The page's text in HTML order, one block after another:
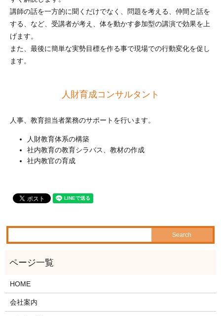
講師の話を一方的に聞くだけでなく、問題を考える、仲間と話を
する、など、受講者が考え、体を動かす参加型の講演で効果を上
げます。
また、最後に簡単な実勢目標を作る事で現場での行動変化を促し
ます。
人財育成コンサルタント
人事、教育担当者業務のサポートを行います。
人財教育体系の構築
社内教育の教育シラバス、教材の作成
社内教官の育成
HOME
会社案内